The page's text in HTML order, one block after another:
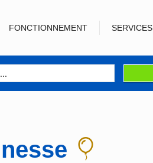
FONCTIONNEMENT SERVICES